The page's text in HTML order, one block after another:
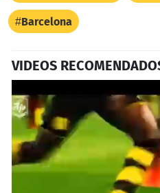
Barcelona
VIDEOS